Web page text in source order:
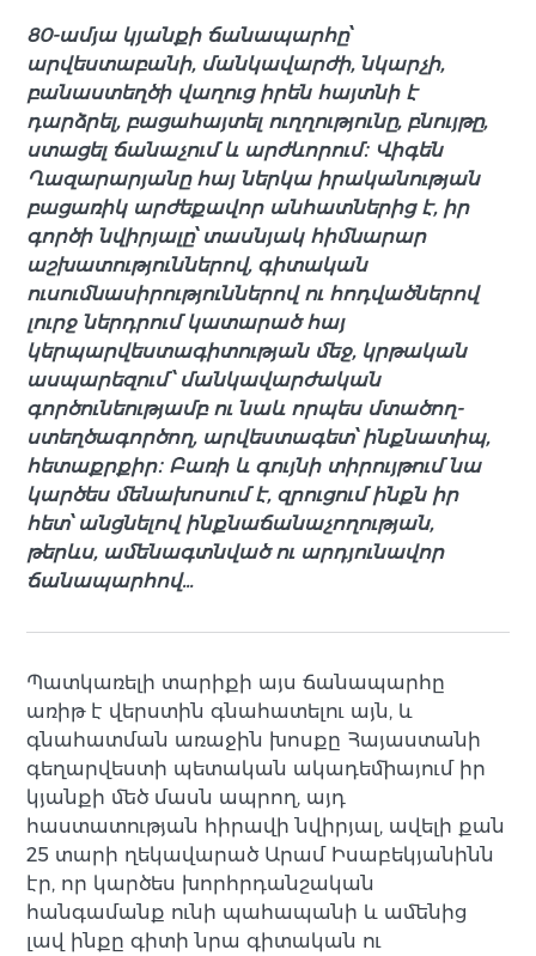
80-ամյա կյանքի ճանապարհը՝
արվեստաբանի, մանկավարժի, նկարչի,
բանաստեղծի վաղուց իրեն հայտնի է
դարձրել, բացահայտել ուղղությունը, բնույթը,
ստացել ճանաչում և արժևորում։ Վիգեն
Ղազարարյանը հայ ներկա իրականության
բացառիկ արժեքավոր անհատներից է, իր
գործի նվիրյալը՝ տասնյակ հիմնարար
աշխատություններով, գիտական
ուսումնասիրություններով ու հոդվածներով
լուրջ ներդրում կատարած հայ
կերպարվեստագիտության մեջ, կրթական
ասպարեզում՝ մանկավարժական
գործունեությամբ ու նաև որպես մտածող-
ստեղծագործող, արվեստագետ՝ ինքնատիպ,
հետաքրքիր։ Բառի և գույնի տիրույթում նա
կարծես մենախոսում է, զրուցում ինքն իր
հետ՝ անցնելով ինքնաճանաչողության,
թերևս, ամենագտնված ու արդյունավոր
ճանապարհով…
Պատկառելի տարիքի այս ճանապարհը
առիթ է վերստին գնահատելու այն, և
գնահատման առաջին խոսքը Հայաստանի
գեղարվեստի պետական ակադեմիայում իր
կյանքի մեծ մասն ապրող, այդ
հաստատության հիրավի նվիրյալ, ավելի քան
25 տարի ղեկավարած Արամ Իսաբեկյանինն
էր, որ կարծես խորհրդանշական
հանգամանք ունի պահապանի և ամենից
լավ ինքը գիտի նրա գիտական ու